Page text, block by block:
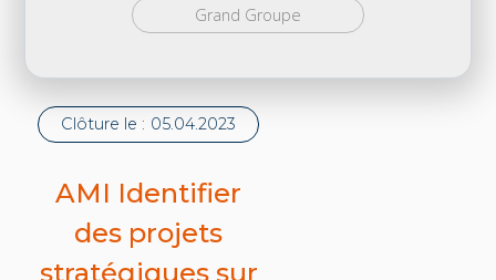
Grand Groupe
Clôture le : 05.04.2023
AMI Identifier
des projets
stratégiques sur